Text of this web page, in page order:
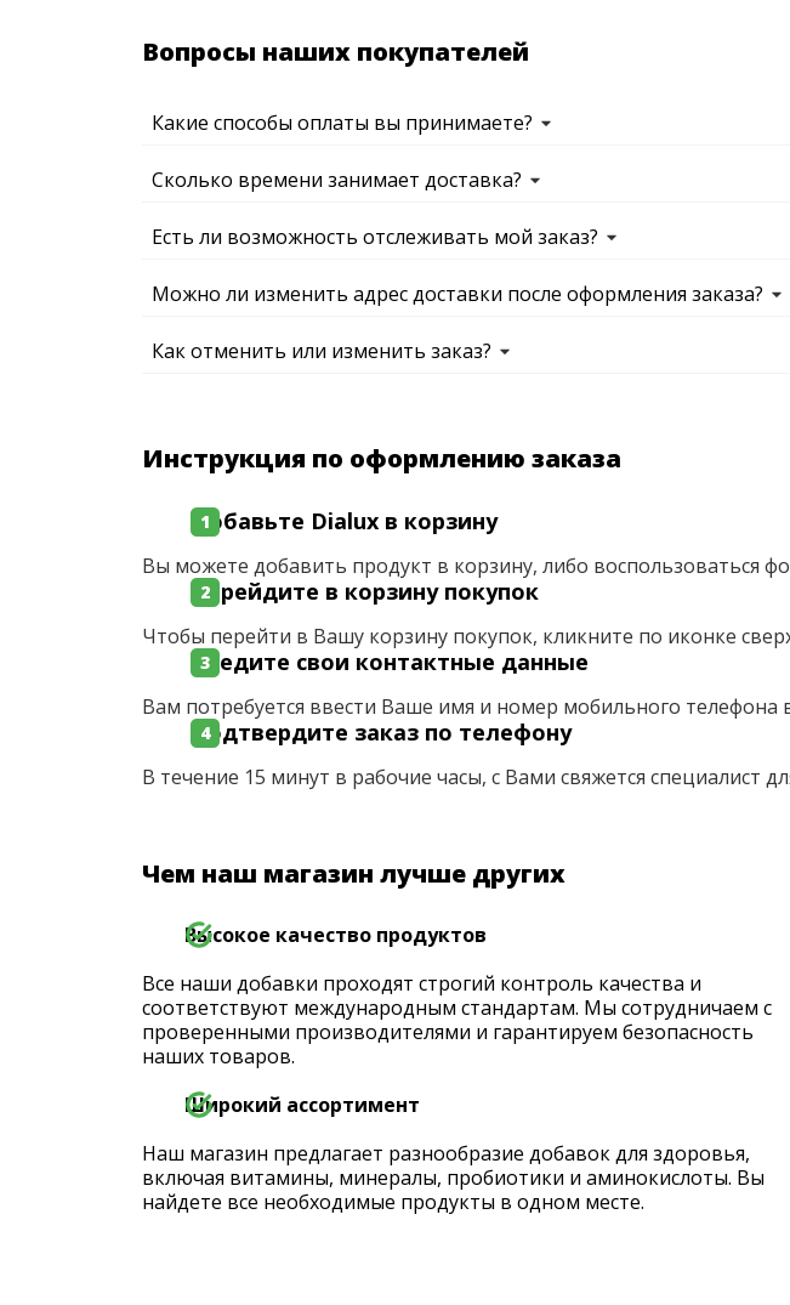
Вопросы наших покупателей
Какие способы оплаты вы принимаете?
Сколько времени занимает доставка?
Есть ли возможность отслеживать мой заказ?
Можно ли изменить адрес доставки после оформления заказа?
Как отменить или изменить заказ?
Инструкция по оформлению заказа
Добавьте Dialux в корзину
Вы можете добавить продукт в корзину, либо воспользоваться
Перейдите в корзину покупок
Чтобы перейти в Вашу корзину покупок, кликните по иконке
Введите свои контактные данные
Вам потребуется ввести Ваше имя и номер мобильного
Подтвердите заказ по телефону
В течение 15 минут в рабочие часы, с Вами свяжется специалист
Чем наш магазин лучше других
Высокое качество продуктов
Все наши добавки проходят строгий контроль качества и
соответствуют международным стандартам. Мы сотрудничаем с
проверенными производителями и гарантируем безопасность
наших товаров.
Широкий ассортимент
Наш магазин предлагает разнообразие добавок для здоровья,
включая витамины, минералы, пробиотики и аминокислоты. Вы
найдете все необходимые продукты в одном месте.